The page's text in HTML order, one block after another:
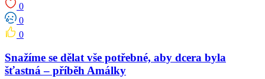
0
0
0
Snažíme se dělat vše potřebné, aby dcera byla
šťastná – příběh Amálky